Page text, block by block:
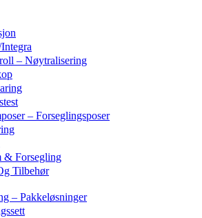
– Nøytralisering
– Forseglingsposer
& Forsegling
Tilbehør
– Pakkeløsninger